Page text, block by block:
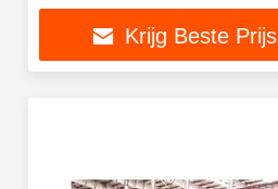
Float Glas
Krijg Beste Prijs